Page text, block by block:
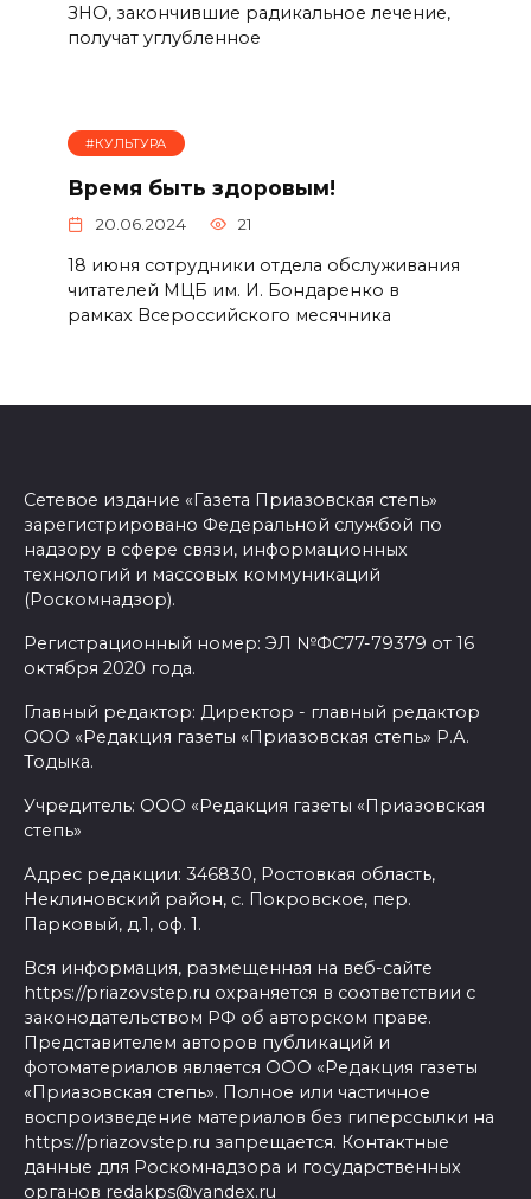
ЗНО, закончившие радикальное лечение,
получат углубленное
#КУЛЬТУРА
Время быть здоровым!
20.06.2024 21
18 июня сотрудники отдела обслуживания
читателей МЦБ им. И. Бондаренко в
рамках Всероссийского месячника
Сетевое издание «Газета Приазовская степь»
зарегистрировано Федеральной службой по
надзору в сфере связи, информационных
технологий и массовых коммуникаций
(Роскомнадзор).
Регистрационный номер: ЭЛ №ФС77-79379 от 16
октября 2020 года.
Главный редактор: Директор - главный редактор
ООО «Редакция газеты «Приазовская степь» Р.А.
Тодыка.
Учредитель: ООО «Редакция газеты «Приазовская
степь»
Адрес редакции: 346830, Ростовкая область,
Неклиновский район, с. Покровское, пер.
Парковый, д.1, оф. 1.
Вся информация, размещенная на веб-сайте
https://priazovstep.ru охраняется в соответствии с
законодательством РФ об авторском праве.
Представителем авторов публикаций и
фотоматериалов является ООО «Редакция газеты
«Приазовская степь». Полное или частичное
воспроизведение материалов без гиперссылки на
https://priazovstep.ru запрещается. Контактные
данные для Роскомнадзора и государственных
органов redakps@yandex.ru